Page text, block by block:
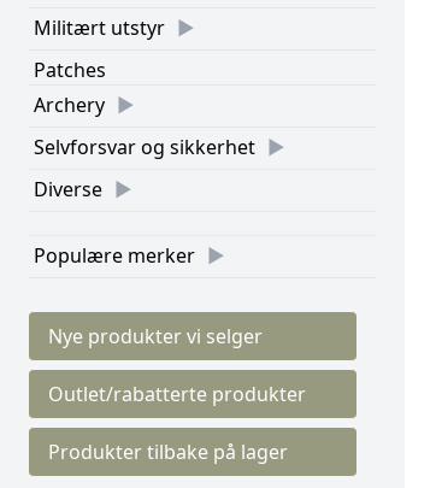
Militært utstyr
Patches
Archery
Selvforsvar og sikkerhet
Diverse
Populære merker
Nye produkter vi selger
Outlet/rabatterte produkter
Produkter tilbake på lager